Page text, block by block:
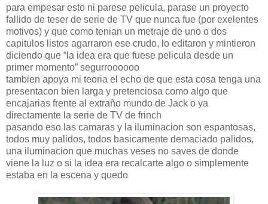
para empesar esto ni parese pelicula, parase un proyecto
fallido de teser de serie de TV que nunca fue (por exelentes
motivos) y que como tenian un metraje de uno o dos
capitulos listos agarraron ese crudo, lo editaron y mintieron
diciendo que “la idea era que fuese pelicula desde un
primer momento” segurroooooo
tambien apoya mi teoria el echo de que esta cosa tenga una
presentacon bien larga y pretenciosa como algo que
encajarias frente al extraño mundo de Jack o ya
directamente la serie de TV de frinch
pasando eso las camaras y la iluminacion son espantosas,
todos muy palidos, todos basicamente demaciado palidos,
una iluminacion que muchas veses no saves de donde
viene la luz o si la idea era recalcarte algo o simplemente
estaba en la escena y quedo